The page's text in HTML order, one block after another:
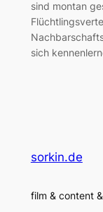
sind montan
sich
sorkin.de
film & content